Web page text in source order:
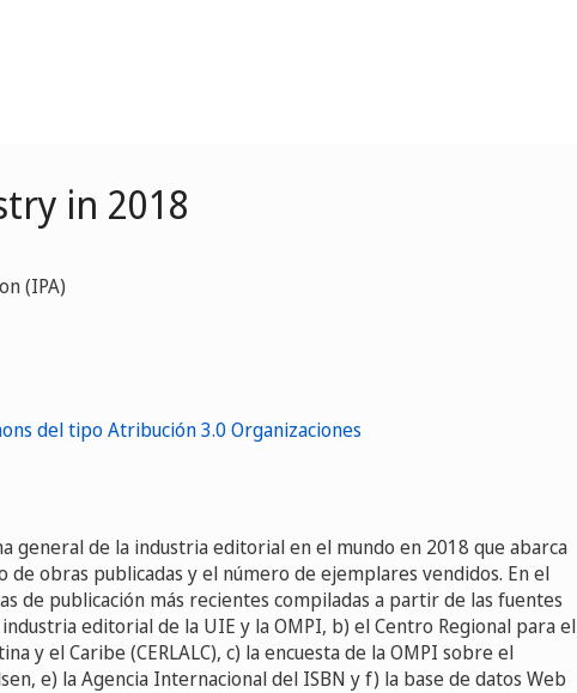
in 2018
(IPA)
general de la industria editorial en el mundo en 2018 que abarca
obras publicadas y el número de ejemplares vendidos. En el
de publicación más recientes compiladas a partir de las fuentes
editorial de la UIE y la OMPI, b) el Centro Regional para el
y el Caribe (CERLALC), c) la encuesta de la OMPI sobre el
e) la Agencia Internacional del ISBN y f) la base de datos Web